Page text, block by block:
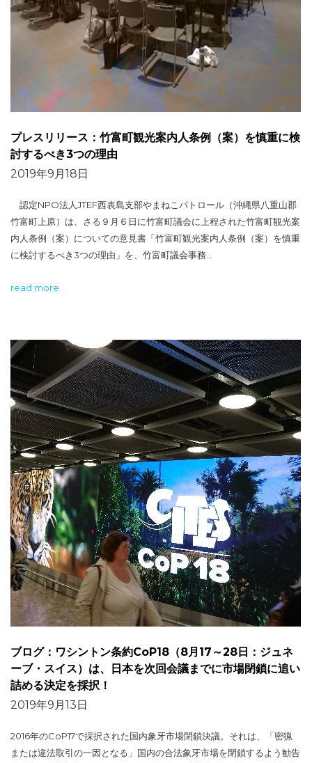
プレスリリース：竹富町観光案内人条例（案）を慎重に検
討するべき3つの理由
2019年9月18日
認定NPO法人JTEF西表島支部やまねこパトロール（沖縄県八重山郡
竹富町上原）は、さる９月６日に竹富町議会に上程された竹富町観光案
内人条例（案）についての意見書「竹富町観光案内人条例（案）を慎重
に検討するべき3つの理由」を、竹富町議会事務…
read more
ブログ：ワシントン条約CoP18（8月17～28日：ジュネ
ーブ・スイス）は、日本を次回会議までに市場閉鎖に追い
詰める決定を採択！
2019年9月13日
2016年のCoP17で採択された国内象牙市場閉鎖決議。それは、「密猟
または違法取引の一因となる」国内の合法象牙市場を閉鎖するよう勧告